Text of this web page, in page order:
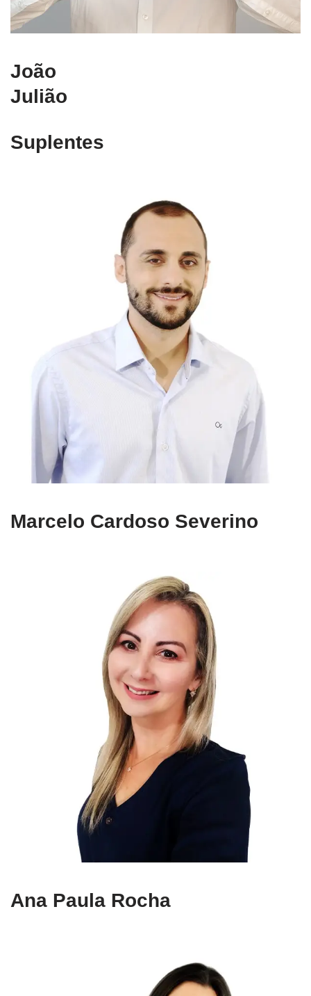
João
Julião
Suplentes
Marcelo Cardoso Severino
Ana Paula Rocha